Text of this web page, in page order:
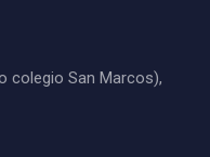
colegio San Marcos),